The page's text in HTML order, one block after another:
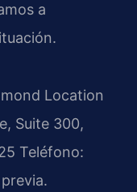
a
Location
Suite 300,
Teléfono: